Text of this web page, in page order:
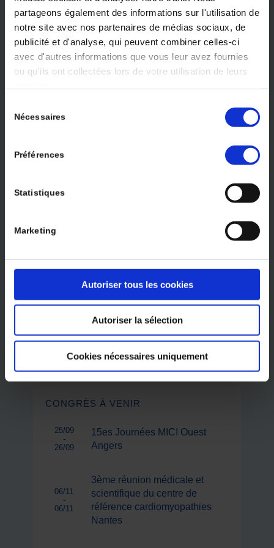
partageons également des informations sur l'utilisation de
notre site avec nos partenaires de médias sociaux, de
publicité et d'analyse, qui peuvent combiner celles-ci
avec d'autres informations que vous leur avez fournies
ou qu'ils ont collectées lors de votre utilisation de leurs
Nécessaires
Préférences
Statistiques
Marketing
Autoriser tous les cookies
Autoriser la sélection
Cookies nécessaires uniquement
de reproduction par tous procédés réservés pour tout pays©.
CONGRÈS À VENIR
25/09
-
26/09
15es Journées MICI Ouest
Angers
06/11
-
06/11
3ème réunion médicale et
scientifique du centre de
référence cardiomyopathies
Nantes